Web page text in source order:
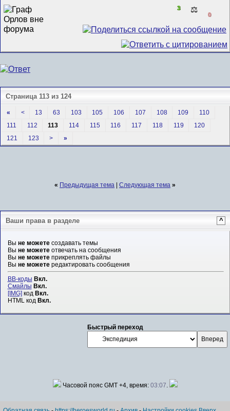
3 ⚖️
0
Страница 113 из 124
« < 13 63 103 105 106 107 108 109
110
111
112 113 114 115 116 117 118 119
120
121
123 > »
« Предыдущая тема | Следующая тема »
Ваши права в разделе ^
Вы не можетесоздавать темы
Вы не можетеотвечать на сообщения
Вы не можетеприкреплять файлы
Вы не можетередактировать сообщения
BB-коды Вкл.
Смайлы Вкл.
[IMG] код Вкл.
HTML код Вкл.
Быстрый переход
Часовой пояс GMT +4, время: 03:07